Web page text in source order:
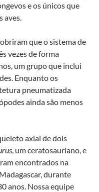
e os únicos que
aves.
que o sistema de
vezes de forma
um grupo que inclui
Enquanto os
pneumatizada
ainda são menos
axial de dois
, um ceratosauriano, e
encontrados na
durante
anos. Nossa equipe